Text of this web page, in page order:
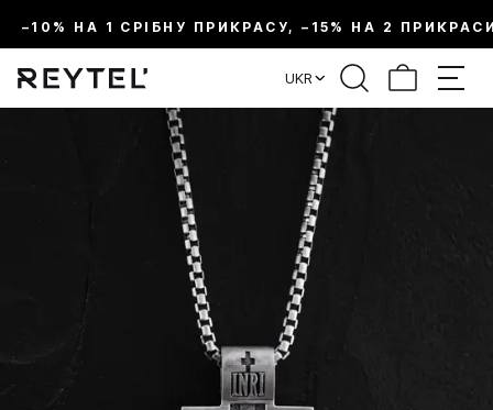
–10% НА 1 СРІБНУ ПРИКРАСУ, –15% НА 2
UKR